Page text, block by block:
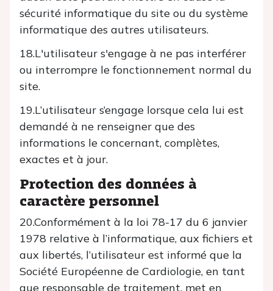
sécurité informatique du site ou du système
informatique des autres utilisateurs.
18.L'utilisateur s'engage à ne pas interférer
ou interrompre le fonctionnement normal du
site.
19.L’utilisateur s’engage lorsque cela lui est
demandé à ne renseigner que des
informations le concernant, complètes,
exactes et à jour.
Protection des données à
caractère personnel
20.Conformément à la loi 78-17 du 6 janvier
1978 relative à l’informatique, aux fichiers et
aux libertés, l’utilisateur est informé que la
Société Européenne de Cardiologie, en tant
que responsable de traitement, met en